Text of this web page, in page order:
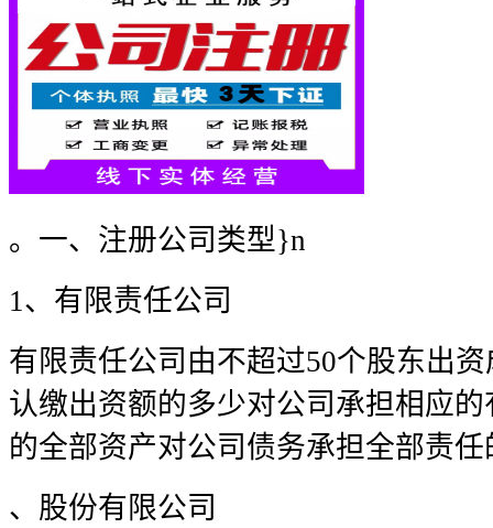
。一、注册公司类型}n
1、有限责任公司
有限责任公司由不超过50个股东出
认缴出资额的多少对公司承担相应
的全部资产对公司债务承担全部责
、股份有限公司